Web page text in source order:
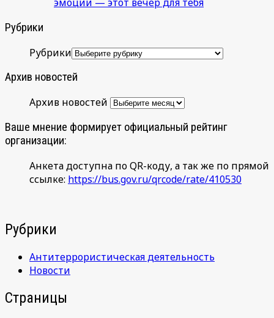
Рубрики
Рубрики
Архив новостей
Архив новостей
Ваше мнение формирует официальный рейтинг
организации:
Анкета доступна по QR-коду, а так же по прямой
ссылке: https://bus.gov.ru/qrcode/rate/410530
Рубрики
Антитеррористическая деятельность
Новости
Страницы